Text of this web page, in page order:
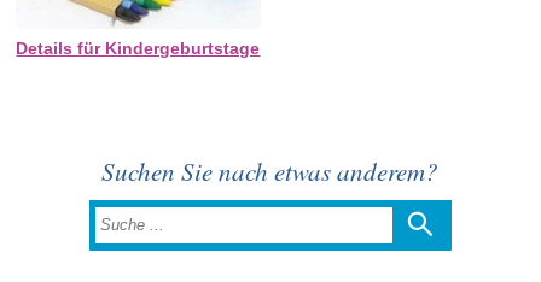
Details für Kindergeburtstage
Suchen Sie nach etwas anderem?